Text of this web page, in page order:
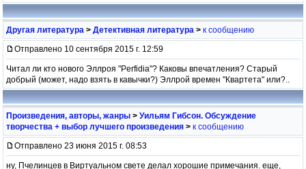
Другая литература > Детективная литература > к сообщению
Отправлено 10 сентября 2015 г. 12:59
Читал ли кто нового Эллроя "Perfidia"? Каковы впечатления? Старый
добрый (может, надо взять в кавычки?) Эллрой времен "Квартета" или?..
Произведения, авторы, жанры > Уильям Гибсон. Обсуждение
творчества + выбор лучшего произведения > к сообщению
Отправлено 23 июня 2015 г. 08:53
ну, Пчелинцев в Виртуальном свете делал хорошие примечания. еще,